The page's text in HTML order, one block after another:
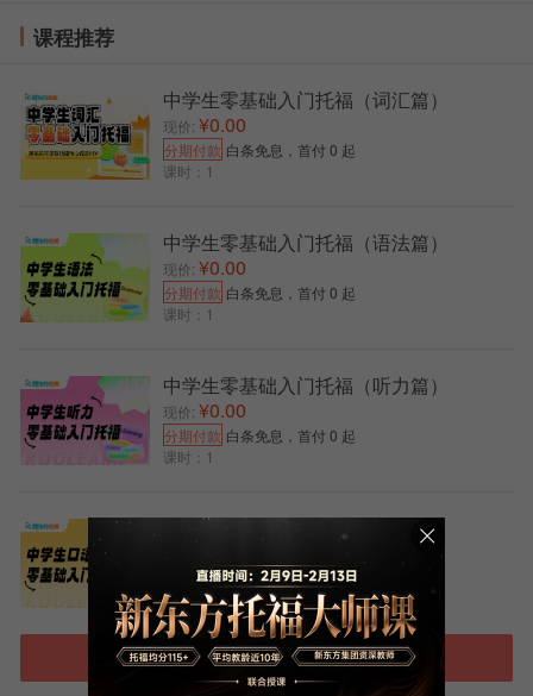
前加强风险评估，增强防范意识，做好相应准备。
多学生和家长不免在心里打鼓。这一预警是否意味着短
期内不要选择赴美求学?
首先，根据《环球时报》的报道，本次预警中所
作与交流司副司长徐永吉透露的数据显示，2019年1月
至3月中国公派赴美留学拒签率高达13.5%。
根据国家留学基金管理委员会的统计，2018年，中
原计划赴美331人，占计划派出人员数量的3.2%。
其次，教育部发言人续梅也在发布会上表示，尽管
中美经贸摩擦，中国学生赴美留学的总体形势仍保持平
稳，美国高校对华交往合作的态度是开放的，对中国留
此前，耶鲁大学校长曾公开声明表示尊重并欢迎国
际学生学者。声明中写道，
近几周以来，美国和中国关系的紧张以及学术交流
审查的加剧，增加了耶鲁大学和全美大学众多国际学生
和学者的不安。
课程推荐
中学生零基础入门托福（词汇篇）
现价: ¥0.00
分期付款 白条免息，首付 0 起
课时：1
中学生零基础入门托福（语法篇）
现价: ¥0.00
分期付款 白条免息，首付 0 起
课时：1
中学生零基础入门托福（听力篇）
现价: ¥0.00
分期付款 白条免息，首付 0 起
课时：1
中学生零基础入门托福（口语篇）
分期付款白条免息，首付 0 起
课时：1
进入托福选课中心